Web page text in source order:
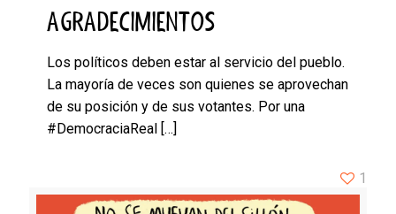
AGRADECIMIENTOS
Los políticos deben estar al servicio del pueblo.
La mayoría de veces son quienes se aprovechan
de su posición y de sus votantes. Por una
#DemocraciaReal
[…]
1